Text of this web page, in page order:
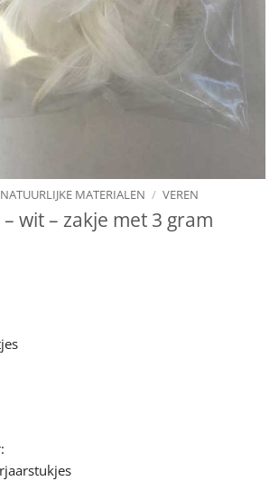
NATUURLIJKE MATERIALEN / VEREN
wit – zakje met 3 gram